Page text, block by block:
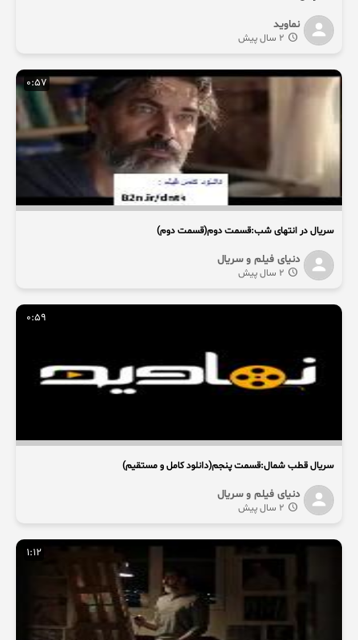
نماوید
0:57
سریال در انتهای شب:قسمت دوم(قسمت دوم)
دنیای فیلم و سریال
0:59
سریال قطب شمال:قسمت پنجم(دانلود کامل و مستقیم)
دنیای فیلم و سریال
1:12